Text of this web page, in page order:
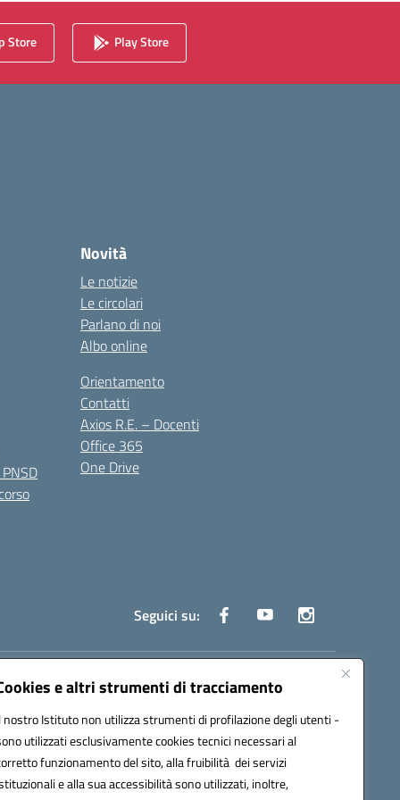
e altri strumenti di tracciamento
nostro Istituto non utilizza strumenti di profilazione degli utenti -
utilizzati esclusivamente cookies tecnici necessari al
funzionamento del sito, alla fruibilità dei servizi
e alla sua accessibilità sono utilizzati, inoltre,
Store Play Store
Novità
Le notizie
Le circolari
Parlano di noi
Albo online
Orientamento
Contatti
Axios R.E. – Docenti
Office 365
One Drive
Seguici su: